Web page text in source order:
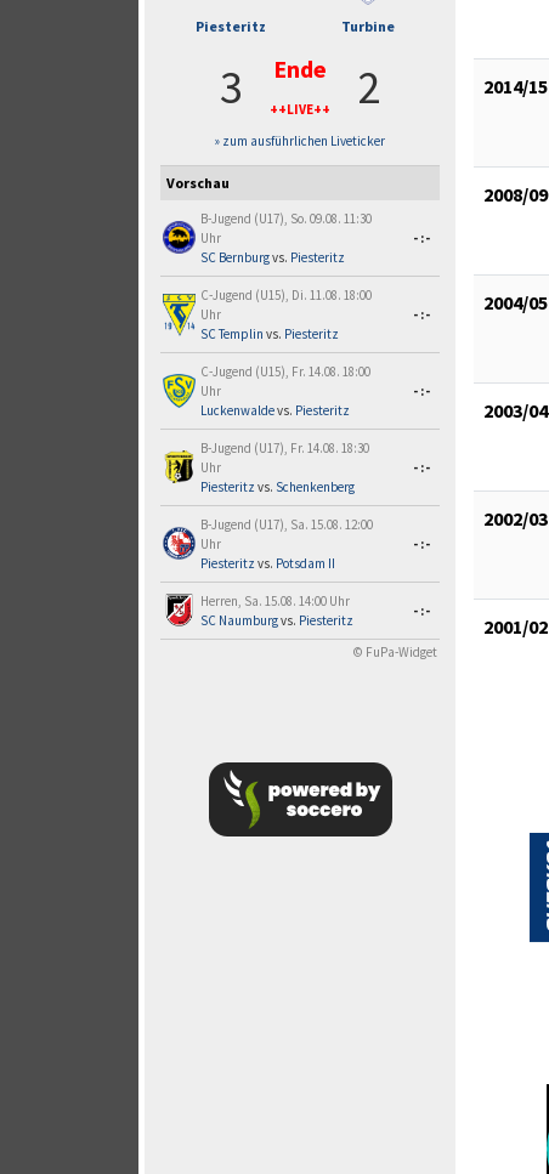
Piesteritz Turbine
3 Ende
++LIVE++ 2
» zum ausführlichen Liveticker
Vorschau
B-Jugend (U17), So. 09.08. 11:30
Uhr
SC Bernburgvs. Piesteritz
-:-
C-Jugend (U15), Di. 11.08. 18:00
Uhr
SC Templin vs. Piesteritz
-:-
C-Jugend (U15), Fr. 14.08. 18:00
Uhr
Luckenwaldevs. Piesteritz
-:-
B-Jugend (U17), Fr. 14.08. 18:30
Uhr
Piesteritz vs. Schenkenberg
-:-
B-Jugend (U17), Sa. 15.08. 12:00
Uhr
Piesteritz vs. Potsdam II
-:-
Herren, Sa. 15.08. 14:00 Uhr
SC Naumburgvs. Piesteritz
-:-
© FuPa-Widget
2014/15
2008/09
2004/05
2003/04
2002/03
2001/02